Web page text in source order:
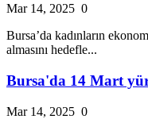
Mar 14, 2025 0
Bursa’da kadınların
almasını hedefle...
Bursa'da 14 Mart
Mar 14, 2025 0